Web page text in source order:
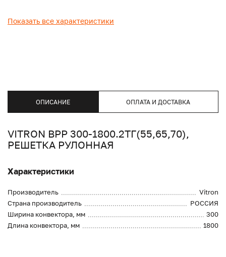
Показать все характеристики
ОПИСАНИЕ ОПЛАТА И ДОСТАВКА
VITRON ВРР 300-1800.2ТГ(55,65,70),
РЕШЕТКА РУЛОННАЯ
Характеристики
Производитель
Vitron
Страна производитель
РОССИЯ
Ширина конвектора, мм
300
Длина конвектора, мм
1800